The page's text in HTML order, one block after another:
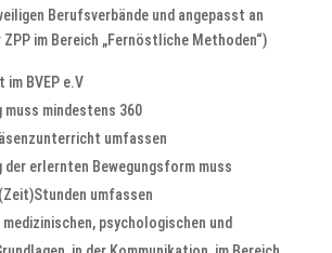
Berufsverbände und angepasst an
im Bereich „Fernöstliche Methoden“)
BVEP e.V
muss mindestens 360
umfassen
der erlernten Bewegungsform muss
umfassen
psychologischen und